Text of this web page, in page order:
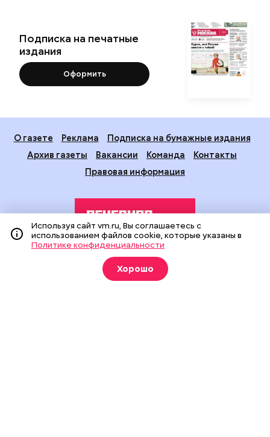
Подписка на печатные
издания
Оформить
О газете Реклама
Подписка на бумажные издания
Архив газеты
Вакансии Команда
Контакты
Правовая информация
Издание создано при финансовой поддержке Департамента
средств массовой информации и рекламы города Москвы.
На сайте применяются рекомендательные технологии
Используя сайт vm.ru, Вы соглашаетесь с
использованием файлов cookie, которые указаны в
Политике конфиденциальности
Хорошо